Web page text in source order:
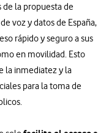
de la propuesta de
voz y datos de España,
rápido y seguro a sus
en movilidad. Esto
la inmediatez y la
para la toma de